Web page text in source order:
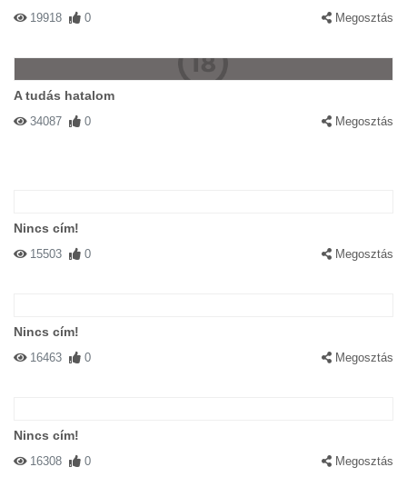
19918 0 Megosztás
A tudás hatalom
34087 0 Megosztás
Nincs cím!
15503 0 Megosztás
Nincs cím!
16463 0 Megosztás
Nincs cím!
16308 0 Megosztás